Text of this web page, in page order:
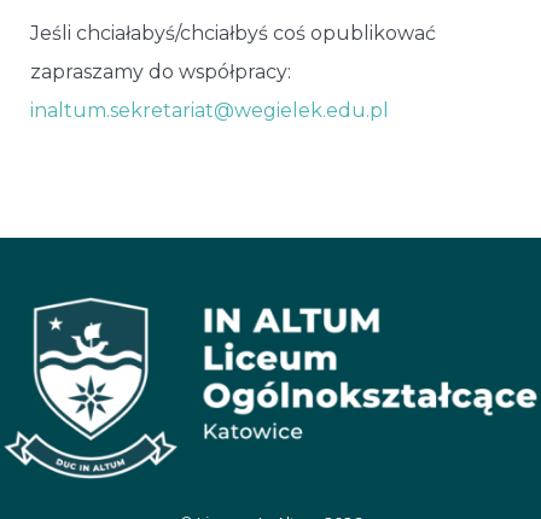
Jeśli chciałabyś/chciałbyś coś opublikować
zapraszamy do współpracy:
inaltum.sekretariat@wegielek.edu.pl